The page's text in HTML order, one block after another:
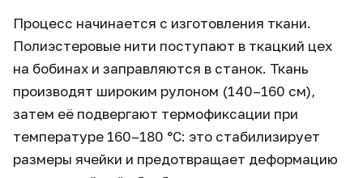
Процесс начинается с изготовления ткани.
Полиэстеровые нити поступают в ткацкий цех
на бобинах и заправляются в станок. Ткань
производят широким рулоном (140–160 см),
затем её подвергают термофиксации при
температуре 160–180 °C: это стабилизирует
размеры ячейки и предотвращает деформацию